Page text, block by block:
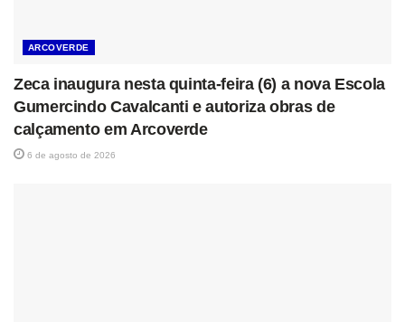
ARCOVERDE
Zeca inaugura nesta quinta-feira (6) a nova Escola
Gumercindo Cavalcanti e autoriza obras de
calçamento em Arcoverde
6 de agosto de 2026